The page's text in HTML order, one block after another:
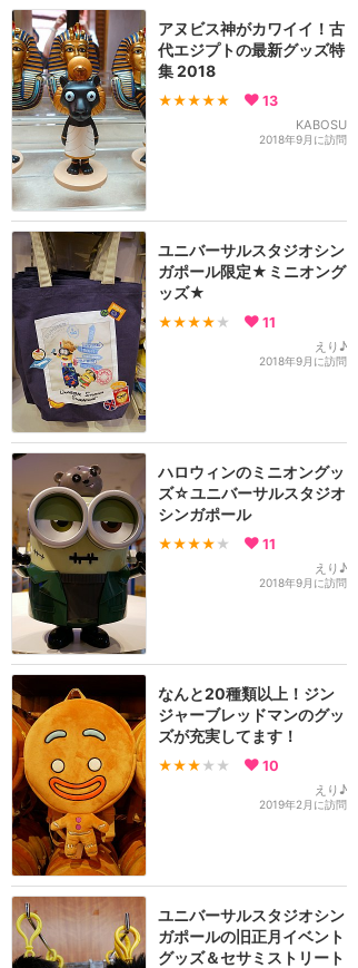
アヌビス神がカワイイ！古
代エジプトの最新グッズ特
集 2018
★★★★★ 13
KABOSU
2018年9月に訪問
ユニバーサルスタジオシン
ガポール限定★ミニオング
ッズ★
★★★★ ★ 11
えり♪
2018年9月に訪問
ハロウィンのミニオングッ
ズ☆ユニバーサルスタジオ
シンガポール
★★★★ ★ 11
えり♪
2018年9月に訪問
なんと20種類以上！ジン
ジャーブレッドマンのグッ
ズが充実してます！
★★★ ★★ 10
えり♪
2019年2月に訪問
ユニバーサルスタジオシン
ガポールの旧正月イベント
グッズ＆セサミストリート